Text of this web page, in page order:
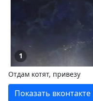
1
Отдам котят, привезу
Показать вконтакте